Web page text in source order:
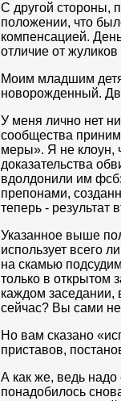
С другой стороны,
положении, что
компенсацией.
отличие от
Моим младшим
новорожденный.
У меня лично нет
сообщества
меры». Я не клоун,
доказательства
вдолдонили им
препонами,
теперь - результат
Указанное выше
использует всего
на скамью
только в открытом
каждом заседании,
сейчас? Вы сами
Но вам сказано
приставов,
А как же, ведь надо
понадобилось